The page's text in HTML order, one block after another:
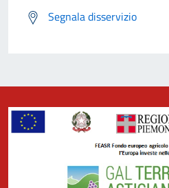
Segnala disservizio